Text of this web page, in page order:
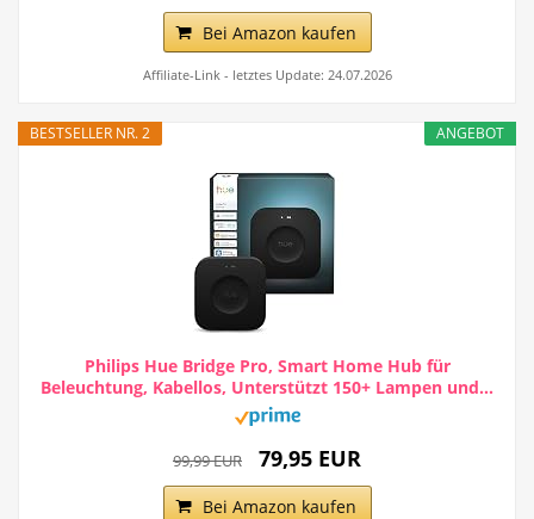
Bei Amazon kaufen
Affiliate-Link - letztes Update: 24.07.2026
ANGEBOT
BESTSELLER NR. 2
Philips Hue Bridge Pro, Smart Home Hub für
Beleuchtung, Kabellos, Unterstützt 150+ Lampen und...
99,99 EUR 79,95 EUR
Bei Amazon kaufen